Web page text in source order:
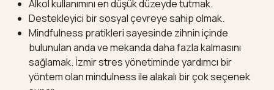
Alkol kullanımını en düşük düzeyde tutmak.
Destekleyici bir sosyal çevreye sahip olmak.
Mindfulness pratikleri sayesinde zihnin içinde
bulunulan anda ve mekanda daha fazla kalmasını
sağlamak. İzmir stres yönetiminde yardımcı bir
yöntem olan mindulness ile alakalı bir çok seçenek